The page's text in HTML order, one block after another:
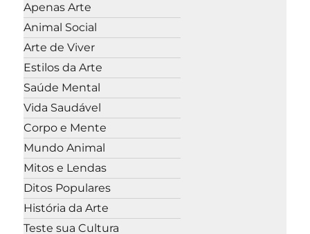
Apenas Arte
Animal Social
Arte de Viver
Estilos da Arte
Saúde Mental
Vida Saudável
Corpo e Mente
Mundo Animal
Mitos e Lendas
Ditos Populares
História da Arte
Teste sua Cultura